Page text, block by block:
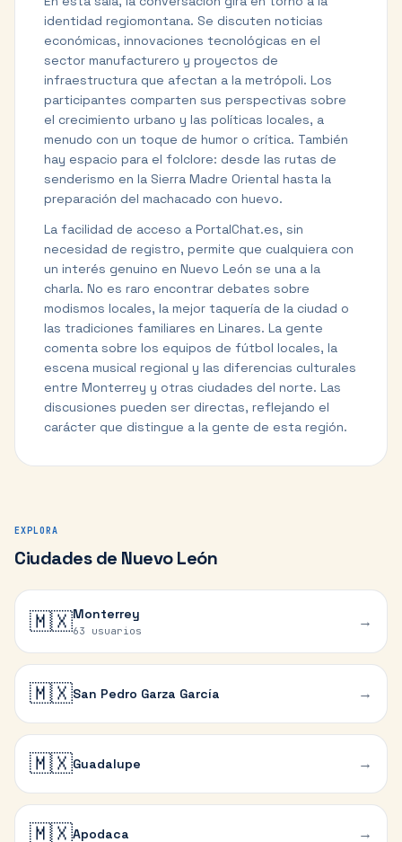
identidad regiomontana. Se discuten noticias
económicas, innovaciones tecnológicas en el
sector manufacturero y proyectos de
infraestructura que afectan a la metrópoli. Los
participantes comparten sus perspectivas sobre
el crecimiento urbano y las políticas locales, a
menudo con un toque de humor o crítica. También
hay espacio para el folclore: desde las rutas de
senderismo en la Sierra Madre Oriental hasta la
preparación del machacado con huevo.
La facilidad de acceso a PortalChat.es, sin
necesidad de registro, permite que cualquiera con
un interés genuino en Nuevo León se una a la
charla. No es raro encontrar debates sobre
modismos locales, la mejor taquería de la ciudad o
las tradiciones familiares en Linares. La gente
comenta sobre los equipos de fútbol locales, la
escena musical regional y las diferencias culturales
entre Monterrey y otras ciudades del norte. Las
discusiones pueden ser directas, reflejando el
carácter que distingue a la gente de esta región.
EXPLORA
Ciudades de Nuevo León
🇲🇽Monterrey
63 usuarios
→
🇲🇽San Pedro Garza García →
🇲🇽Guadalupe →
🇲🇽Apodaca →